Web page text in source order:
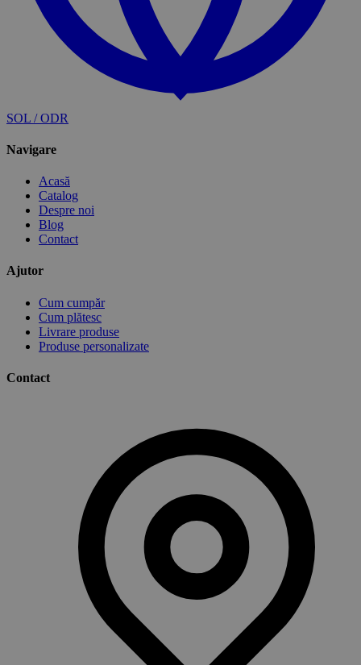
SOL / ODR
Navigare
Acasă
Catalog
Despre noi
Blog
Contact
Ajutor
Cum cumpăr
Cum plătesc
Livrare produse
Produse personalizate
Contact